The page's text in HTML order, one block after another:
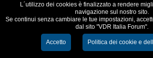
L´utilizzo dei cookies è finalizzato a rendere
navigazione sul nostro sito.
Se continui senza cambiare le tue impostazioni,
dal sito "VDR Italia Forum".
Accetto Politica dei cookie e